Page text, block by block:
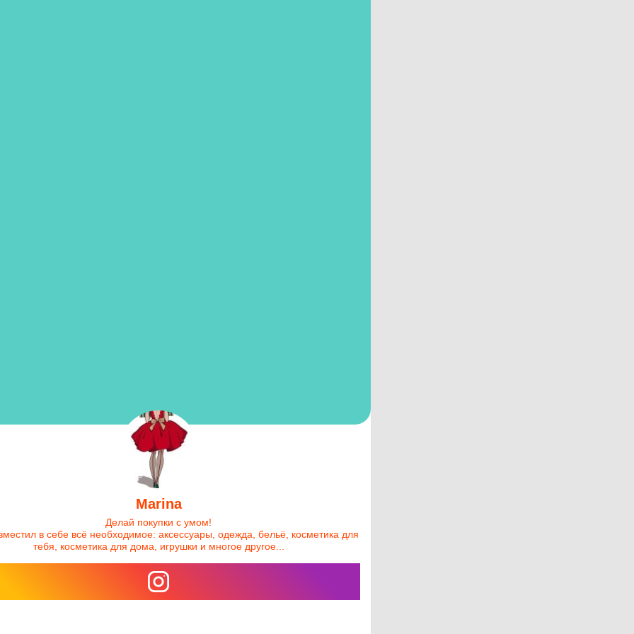
Marina
Делай покупки с умом!
в себе всё необходимое: аксессуары, одежда, бельё, косметика для
тебя, косметика для дома, игрушки и многое другое...